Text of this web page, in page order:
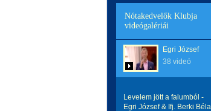
Nótakedvelők Klubja
videógalériái
Egri József
38 videó
Levelem jött a falumból -
Egri József & Ifj. Berki Béla